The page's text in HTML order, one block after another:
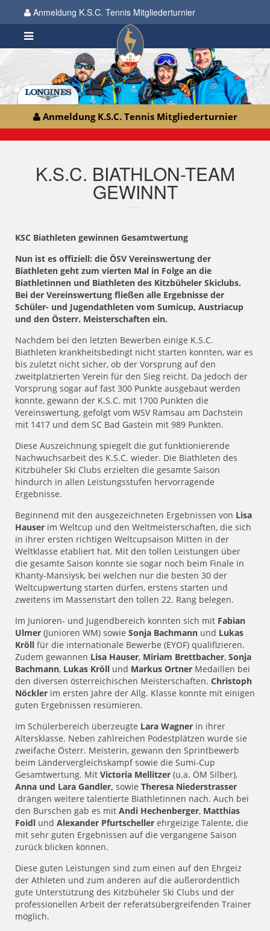
Anmeldung K.S.C. Tennis Mitgliederturnier
Anmeldung K.S.C. Tennis Mitgliederturnier
K.S.C. BIATHLON-TEAM
GEWINNT
KSC Biathleten gewinnen Gesamtwertung
Nun ist es offiziell: die ÖSV Vereinswertung der
Biathleten geht zum vierten Mal in Folge an die
Biathletinnen und Biathleten des Kitzbüheler Skiclubs.
Bei der Vereinswertung fließen alle Ergebnisse der
Schüler- und Jugendathleten vom Sumicup, Austriacup
und den Österr. Meisterschaften ein.
Nachdem bei den letzten Bewerben einige K.S.C.
Biathleten krankheitsbedingt nicht starten konnten, war es
bis zuletzt nicht sicher, ob der Vorsprung auf den
zweitplatzierten Verein für den Sieg reicht. Da jedoch der
Vorsprung sogar auf fast 300 Punkte ausgebaut werden
konnte, gewann der K.S.C. mit 1700 Punkten die
Vereinswertung, gefolgt vom WSV Ramsau am Dachstein
mit 1417 und dem SC Bad Gastein mit 989 Punkten.
Diese Auszeichnung spiegelt die gut funktionierende
Nachwuchsarbeit des K.S.C. wieder. Die Biathleten des
Kitzbüheler Ski Clubs erzielten die gesamte Saison
hindurch in allen Leistungsstufen hervorragende
Ergebnisse.
Beginnend mit den ausgezeichneten Ergebnissen von Lisa
Hauser im Weltcup und den Weltmeisterschaften, die sich
in ihrer ersten richtigen Weltcupsaison Mitten in der
Weltklasse etabliert hat. Mit den tollen Leistungen über
die gesamte Saison konnte sie sogar noch beim Finale in
Khanty-Mansiysk, bei welchen nur die besten 30 der
Weltcupwertung starten dürfen, erstens starten und
zweitens im Massenstart den tollen 22. Rang belegen.
Im Junioren- und Jugendbereich konnten sich mit Fabian
Ulmer (Junioren WM) sowie Sonja Bachmann und Lukas
Kröll für die internationale Bewerbe (EYOF) qualifizieren.
Zudem gewannen Lisa Hauser, Miriam Brettbacher, Sonja
Bachmann, Lukas Kröll und Markus Ortner Medaillen bei
den diversen österreichischen Meisterschaften. Christoph
Nöckler im ersten Jahre der Allg. Klasse konnte mit einigen
guten Ergebnissen resümieren.
Im Schülerbereich überzeugte Lara Wagner in ihrer
Altersklasse. Neben zahlreichen Podestplätzen wurde sie
zweifache Österr. Meisterin, gewann den Sprintbewerb
beim Ländervergleichskampf sowie die Sumi-Cup
Gesamtwertung. Mit Victoria Mellitzer (u.a. ÖM Silber),
Anna und Lara Gandler, sowie Theresa Niederstrasser
drängen weitere talentierte Biathletinnen nach. Auch bei
den Burschen gab es mit Andi Hechenberger, Matthias
Foidl und Alexander Pfurtscheller ehrgeizige Talente, die
mit sehr guten Ergebnissen auf die vergangene Saison
zurück blicken können.
Diese guten Leistungen sind zum einen auf den Ehrgeiz
der Athleten und zum anderen auf die außerordentlich
gute Unterstützung des Kitzbüheler Ski Clubs und der
professionellen Arbeit der referatsübergreifenden Trainer
möglich.